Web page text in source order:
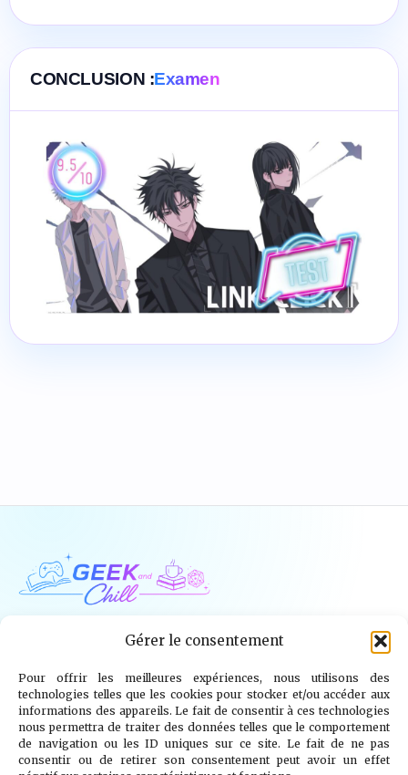
Gérer le consentement
Pour offrir les meilleures expériences, nous utilisons des
technologies telles que les cookies pour stocker et/ou accéder aux
informations des appareils. Le fait de consentir à ces technologies
nous permettra de traiter des données telles que le comportement
de navigation ou les ID uniques sur ce site. Le fait de ne pas
consentir ou de retirer son consentement peut avoir un effet
CONCLUSION :Examen
Jeux Vidéo Tech Tabletop Livres
Mangas / BD TV Goodies Kids
Wargames